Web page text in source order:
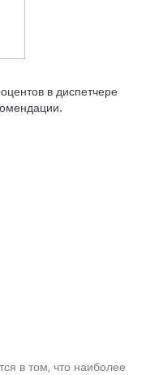
в диспетчере
в том, что наиболее